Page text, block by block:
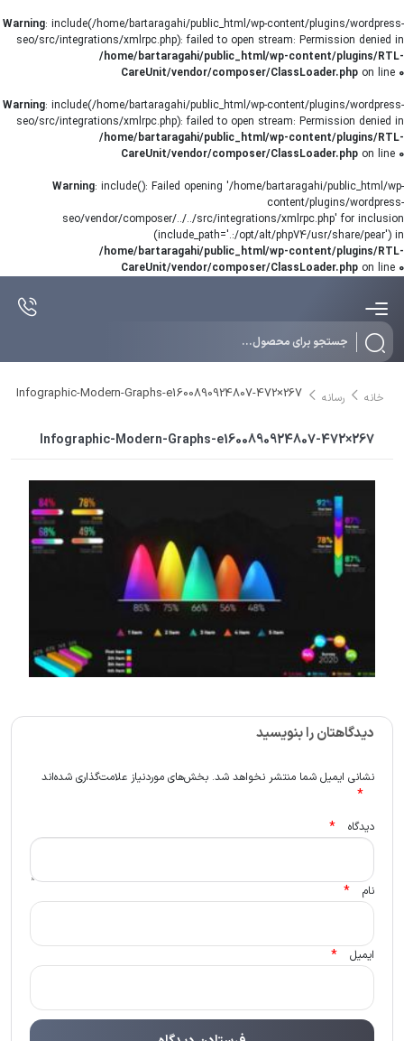
Warning: include(/home/bartaragahi/public_html/wp-content/plugins/wordpress-
seo/src/integrations/xmlrpc.php): failed to open stream: Permission denied in
/home/bartaragahi/public_html/wp-content/plugins/RTL-
CareUnit/vendor/composer/ClassLoader.php on line 0
Warning: include(/home/bartaragahi/public_html/wp-content/plugins/wordpress-
seo/src/integrations/xmlrpc.php): failed to open stream: Permission denied in
/home/bartaragahi/public_html/wp-content/plugins/RTL-
CareUnit/vendor/composer/ClassLoader.php on line 0
Warning: include(): Failed opening '/home/bartaragahi/public_html/wp-
content/plugins/wordpress-
seo/vendor/composer/../../src/integrations/xmlrpc.php' for inclusion
(include_path='.:/opt/alt/php74/usr/share/pear') in
/home/bartaragahi/public_html/wp-content/plugins/RTL-
CareUnit/vendor/composer/ClassLoader.php on line 0
خانه رسانه Infographic-Modern-Graphs-e1600890924807-472×267
Infographic-Modern-Graphs-e1600890924807-472×267
دیدگاهتان را بنویسید
نشانی ایمیل شما منتشر نخواهد شد. بخش‌های موردنیاز علامت‌گذاری شده‌اند
*
دیدگاه *
نام *
ایمیل *